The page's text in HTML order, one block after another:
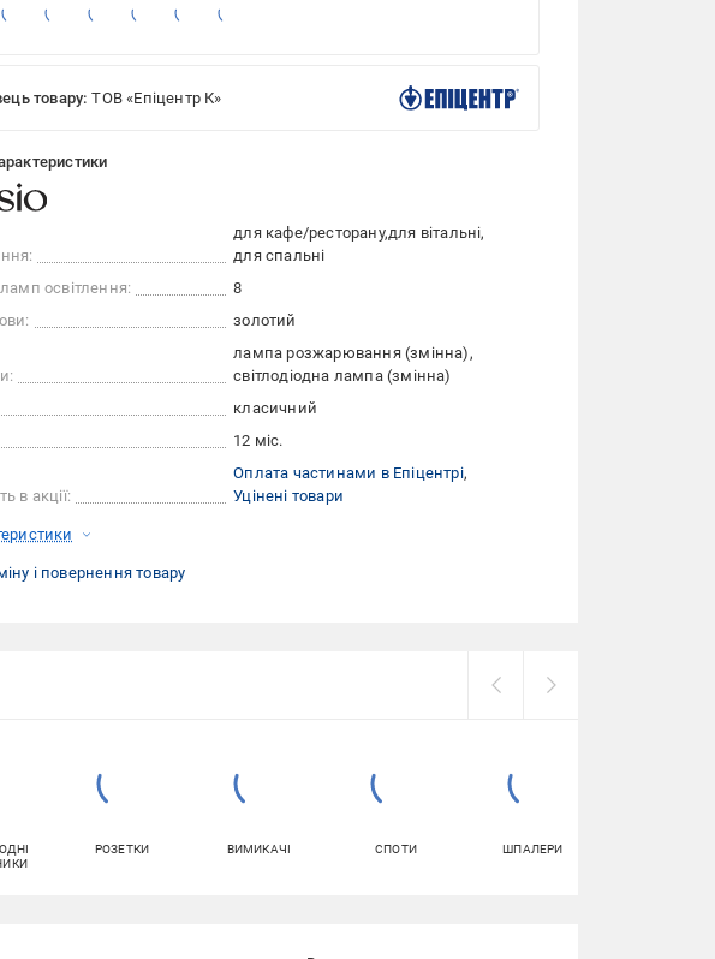
товару: ТОВ «Епіцентр К»
для кафе/ресторану для вітальні
для спальні
ламп освітлення:
8
золотий
лампа розжарювання (змінна)
світлодіодна лампа (змінна)
класичний
12 міс.
в акції:
Оплата частинами в Епіцентрі
Уцінені товари
і повернення товару
РОЗЕТКИ ВИМИКАЧІ СПОТИ ШПАЛЕРИ